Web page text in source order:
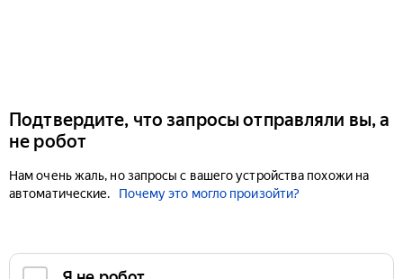
Подтвердите, что запросы отправляли вы, а
не робот
Нам очень жаль, но запросы с вашего устройства похожи на
автоматические.
Почему это могло произойти?